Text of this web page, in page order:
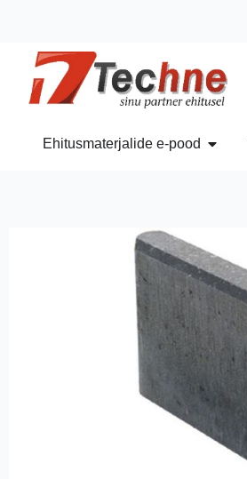
Ehitusmaterjalide e-pood